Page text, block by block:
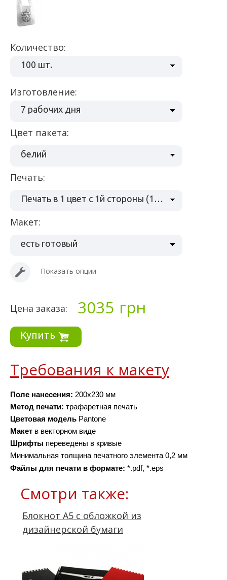
Количество:
100 шт.
Изготовление:
7 рабочих дня
Цвет пакета:
белий
Печать:
Печать в 1 цвет с 1й стороны (1+0)
Макет:
есть готовый
Показать опции
Цена заказа: 3035 грн
Купить
Требования к макету
Поле нанесения: 200х230 мм
Метод печати: трафаретная печать
Цветовая модель Pantone
Макет в векторном виде
Шрифты переведены в кривые
Минимальная толщина печатного элемента 0,2 мм
Файлы для печати в формате: *.pdf, *.eps
Смотри также:
Блокнот А5 с обложкой из
дизайнерской бумаги